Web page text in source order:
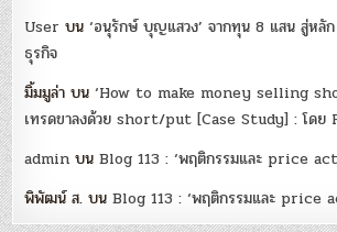
User บน‘อนุรักษ์ บุญแสวง’ จากทุน 8 แสน สู่หลัก
ธุรกิจ
มิ้มมูล่า บน‘How to make money selling
เทรดขาลงด้วย short/put [Case Study] : โดย
admin บนBlog 113 : ‘พฤติกรรมและ price
พิพัฒน์ ส. บนBlog 113 : ‘พฤติกรรมและ price